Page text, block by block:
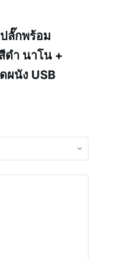
ลั๊กพร้อม
ดำ นาโน +
ผนัง USB